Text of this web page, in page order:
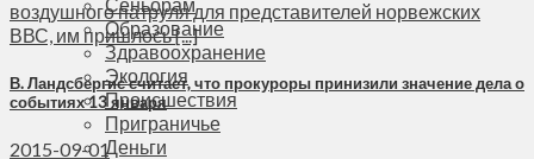
Образование
Здравоохранение
Экология
Происшествия
Приграничье
Деньги
воздушного патруля для представителей норвежских
ВВС, им пришлось [...]
В. Ландсбергис считает, что прокуроры принизили значение дела о
событиях 13 января
2015-09-01